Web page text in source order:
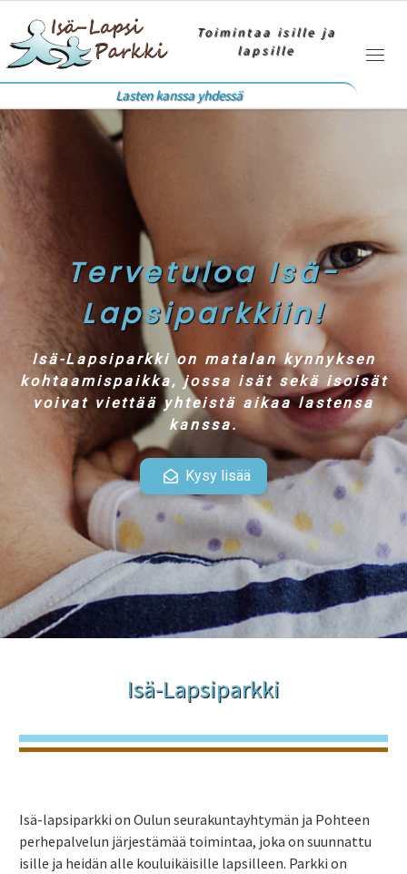
Skip to content
Toimintaa isille ja
lapsille
Lasten kanssa yhdessä
Tervetuloa Isä-
Lapsiparkkiin!
Isä-Lapsiparkki on matalan kynnyksen
kohtaamispaikka, jossa isät sekä isoisät
voivat viettää yhteistä aikaa lastensa
kanssa.
Kysy lisää
Isä-Lapsiparkki
Isä-lapsiparkki on Oulun seurakuntayhtymän ja Pohteen
perhepalvelun järjestämää toimintaa, joka on suunnattu
isille ja heidän alle kouluikäisille lapsilleen. Parkki on